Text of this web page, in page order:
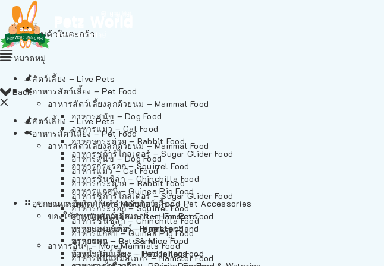
ไม่มีสินค้าในตะกร้า
Back
สัตว์เลี้ยง – Live Pets
อาหารสัตว์เลี้ยง – Pet Food
อาหารสัตว์เลี้ยงลูกด้วยนม – Mammal Food
อาหารสุนัข – Dog Food
อาหารแมว – Cat Food
อาหารกระต่าย – Rabbit Food
อาหารชูก้าร์ไกลเดอร์ – Sugar Glider Food
อาหารกระรอก – Squirrel Food
อาหารชินชิล่า – Chinchilla Food
อาหารแกสบี้ – Guinea Pig Food
อาหารอื่นๆ – More Mammals Food
อาหารหนูแฮมสเตอร์ – Hamster Food
หมวดหมู่
สัตว์เลี้ยง – Live Pets
อาหารสัตว์เลี้ยง – Pet Food
อาหารสัตว์เลี้ยงลูกด้วยนม – Mammal Food
อาหารสุนัข – Dog Food
อาหารแมว – Cat Food
อาหารกระต่าย – Rabbit Food
อาหารชูก้าร์ไกลเดอร์ – Sugar Glider Food
อาหารกระรอก – Squirrel Food
อาหารชินชิล่า – Chinchilla Food
อาหารแกสบี้ – Guinea Pig Food
อาหารอื่นๆ – More Mammals Food
อาหารหนูแฮมสเตอร์ – Hamster Food
อาหารเฟอร์เร็ต – Ferret Food
อาหารหนู – Rats & Mice Food
อาหารเม่นแคระ – Hedgehog Food
อุปกรณและผลิตภัณฑ์สำหรับสัตว์เลี้ยง – Pet Accessories
ของใช้สำหรับสัตว์เลี้ยง – Item For Pets
ทรายแฮมสเตอร์ – Hamster Sand
ทรายแมว – Cat Sand
ห้องน้ำสัตว์เลี้ยง – Pet Toilets